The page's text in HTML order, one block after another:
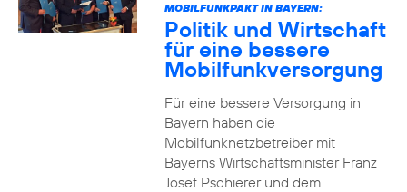
MOBILFUNKPAKT IN BAYERN:
Politik und Wirtschaft
für eine bessere
Mobilfunkversorgung
Für eine bessere Versorgung in
Bayern haben die
Mobilfunknetzbetreiber mit
Bayerns Wirtschaftsminister Franz
Josef Pschierer und dem